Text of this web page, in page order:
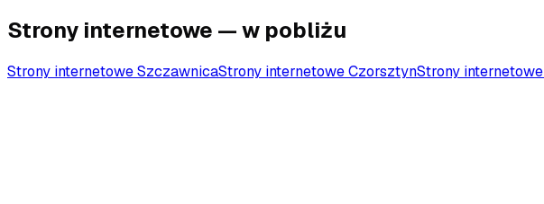
Strony internetowe — w pobliżu
Strony internetoweSzczawnicaStrony internetoweCzorsztynStrony internetowe